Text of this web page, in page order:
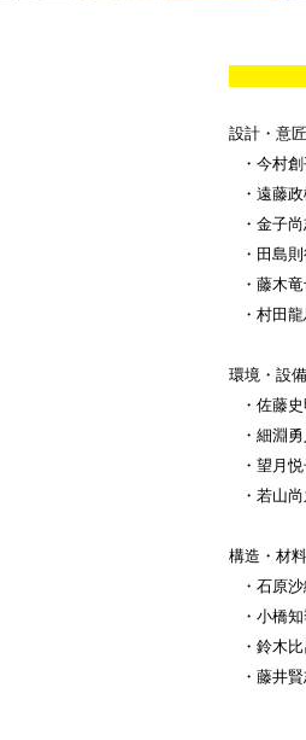
設計・意匠
今村創
遠藤政
金子尚
田島
藤木竜
村田龍
環境・設備
佐藤史
細淵勇
望月悦
若山尚
構造・材料
石原沙
小橋知
鈴木
藤井賢